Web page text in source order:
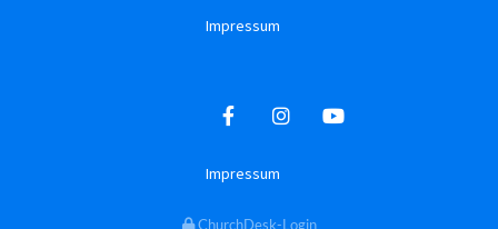
Impressum
Impressum
ChurchDesk-Login